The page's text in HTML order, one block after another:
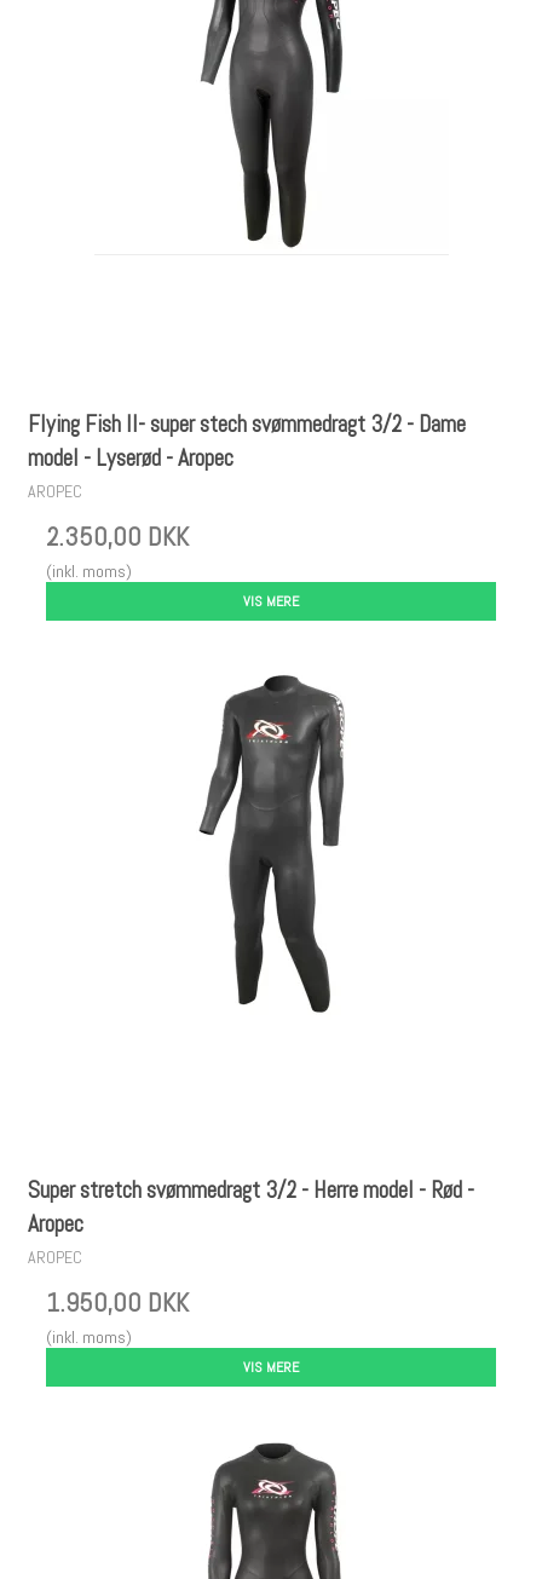
Flying Fish II- super stech svømmedragt 3/2 - Dame
model - Lyserød - Aropec
AROPEC
2.350,00 DKK
(inkl. moms)
VIS MERE
Super stretch svømmedragt 3/2 - Herre model - Rød -
Aropec
AROPEC
1.950,00 DKK
(inkl. moms)
VIS MERE